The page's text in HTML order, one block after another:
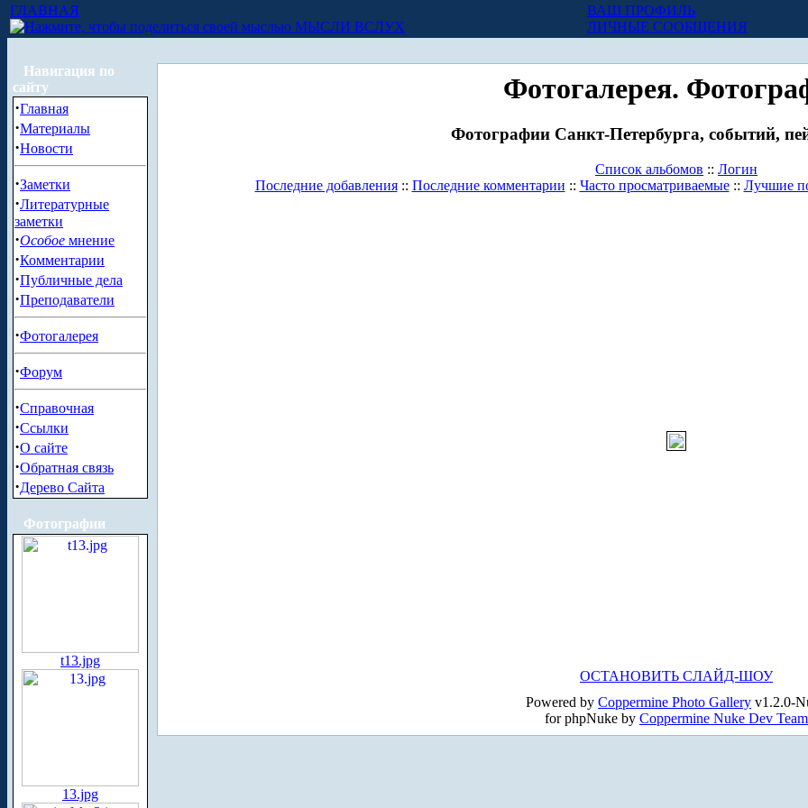
ГЛАВНАЯ
МЫСЛИ ВСЛУХ
ВАШ ПРОФИЛЬ
ЛИЧНЫЕ СООБЩЕНИЯ
Навигация по
сайту
·Главная
·Материалы
·Новости
·Заметки
·Литературные
заметки
·Особое мнение
·Комментарии
·Публичные дела
·Преподаватели
·Фотогалерея
·Форум
·Справочная
·Ссылки
·О сайте
·Обратная связь
·Дерево Сайта
Фотографии
t13.jpg
13.jpg
Фотогалерея.
Фотографии Санкт-Петербурга, событий,
Список альбомов :: Логин
Последние добавления:: Последние комментарии :: Часто просматриваемые:: Лучшие
ОСТАНОВИТЬ СЛАЙД-ШОУ
Powered by Coppermine Photo Gallery v1.2.0-
for phpNuke by Coppermine Nuke Dev Team